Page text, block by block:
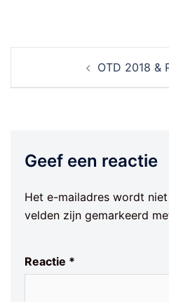
OTD 2018 &
Geef een reactie
Het e-mailadres wordt
velden zijn gemarkeerd
Reactie *